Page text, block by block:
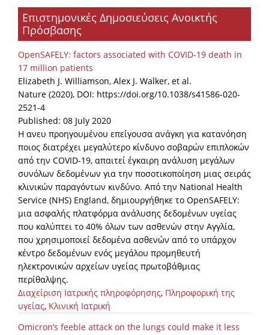
Επιστημονικές Δημοσιεύσεις Ανοικτής
Πρόσβασης
OpenSAFELY: factors associated with COVID-19 death in
17 million patients
Elizabeth J. Williamson, Alex J. Walker, et al.
Nature (2020), DOI: https://doi.org/10.1038/s41586-020-
2521-4
Published: 08 July 2020
Η ανευ προηγουμένου επείγουσα ανάγκη για κατανόηση
ποιος διατρέχει μεγαλύτερο κίνδυνο σοβαρών επιπλοκών
από την COVID-19, απαιτεί έγκαιρη ανάλυση μεγάλων
συνόλων δεδομένων για την ποσοτικοποίηση μιας σειράς
κλινικών παραγόντων κινδύνο. Από την National Health
Service (NHS) England, δημιουργήθηκε το OpenSAFELY:
μια ασφαλής πλατφόρμα ανάλυσης δεδομένων υγείας
που καλύπτει το 40% όλων των ασθενών στην Αγγλία,
που χρησιμοποιεί δεδομένα ασθενών από το υπάρχον
κέντρο δεδομένων ενός μεγάλου προμηθευτή
ηλεκτρονικών αρχείων υγείας πρωτοβάθμιας
περίθαλψης.
Διαχείριση Ιατρικής πληροφόρησης, Πληροφορική της
υγείας, Κλινική Ιατρική
Omicron’s feeble attack on the lungs could make it less